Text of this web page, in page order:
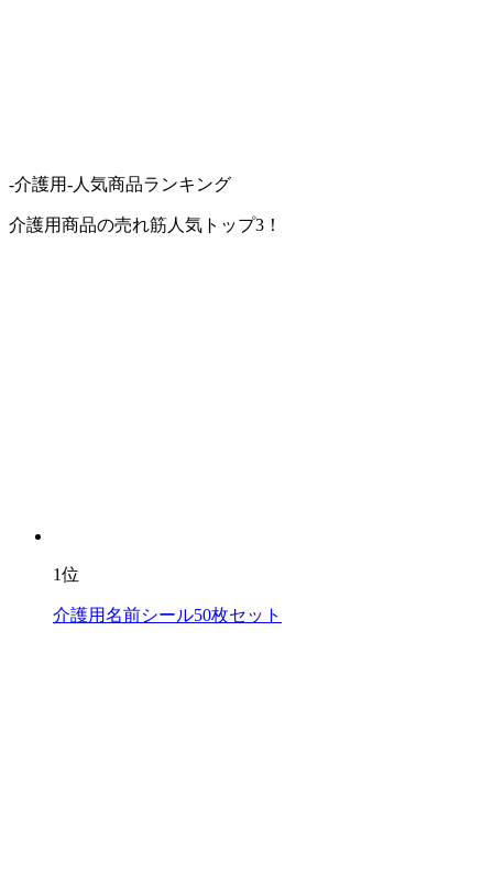
-介護用-人気商品ランキング
介護用商品の売れ筋人気トップ3！
1位
介護用名前シール50枚セット